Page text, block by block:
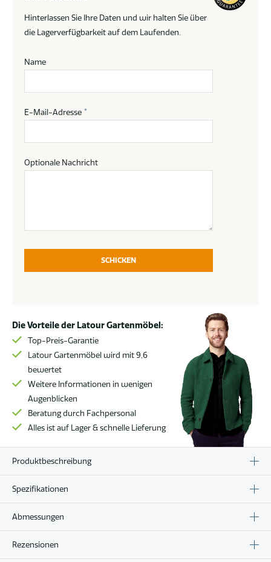
Hinterlassen Sie Ihre Daten und wir halten Sie über
die Lagerverfügbarkeit auf dem Laufenden.
Name
E-Mail-Adresse *
Optionale Nachricht
SCHICKEN
Die Vorteile der Latour Gartenmöbel:
Top-Preis-Garantie
Latour Gartenmöbel wird mit 9,6
bewertet
Weitere Informationen in wenigen
Augenblicken
Beratung durch Fachpersonal
Alles ist auf Lager & schnelle Lieferung
Produktbeschreibung
Spezifikationen
Abmessungen
Rezensionen